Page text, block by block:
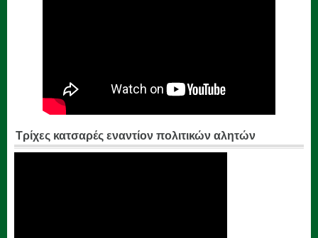
Τρίχες κατσαρές εναντίον πολιτικών αλητών